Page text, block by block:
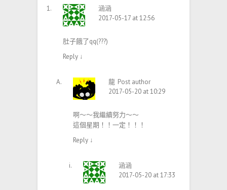
涵涵
2017-05-17 at 12:56
肚子餓了qq(???)
Reply ↓
龍 Post author
2017-05-20 at 10:29
啊～～我繼續努力～～
這個星期！！一定！！！
Reply ↓
涵涵
2017-05-20 at 17:33